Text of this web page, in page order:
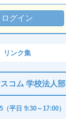
リンク集
コム 学校法人部
平日 9:30～17:00）